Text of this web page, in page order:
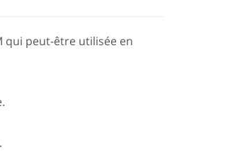
qui peut-être utilisée en